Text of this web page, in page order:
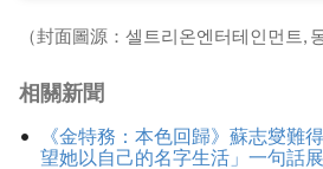
（封面圖源：셀트리온엔터테인먼트,
相關新聞
《金特務：本色回歸》蘇志燮難
望她以自己的名字生活」一句話